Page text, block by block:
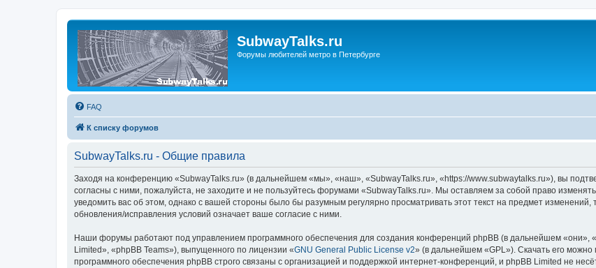
SubwayTalks.ru
Форумы любителей метро в Петербурге
FAQ
К списку форумов
SubwayTalks.ru - Общие правила
Заходя на конференцию «SubwayTalks.ru» (в дальнейшем «мы», «наш», «SubwayTalks.ru», «https://www.subwaytalks.ru»), вы
согласны с ними, пожалуйста, не заходите и не пользуйтесь форумами «SubwayTalks.ru». Мы оставляем за собой право
уведомить вас об этом, однако с вашей стороны было бы разумным регулярно просматривать этот текст на предмет изменений,
обновления/исправления условий означает ваше согласие с ними.
Наши форумы работают под управлением программного обеспечения для создания конференций phpBB (в дальнейшем «они»,
Limited», «phpBB Teams»), выпущенного по лицензии «GNU General Public License v2» (в дальнейшем «GPL»). Скачать его можно
программного обеспечения phpBB строго связаны с организацией и поддержкой интернет-конференций, и phpBB Limited не